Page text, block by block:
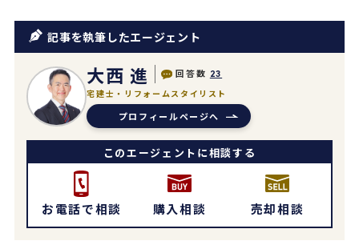
記事を執筆したエージェント
大西 進 回答数 23
宅建士・リフォームスタイリスト
プロフィールページへ
このエージェントに相談する
お電話で相談 購入相談 売却相談